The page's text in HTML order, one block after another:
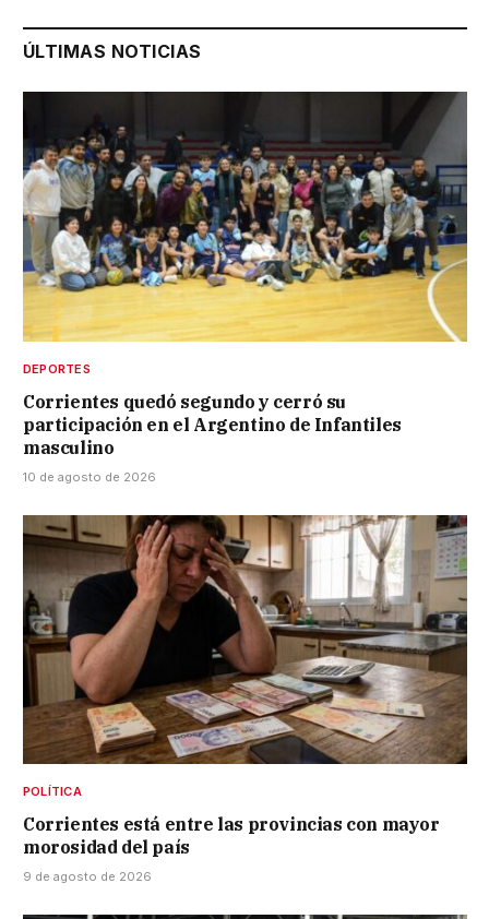
ÚLTIMAS NOTICIAS
DEPORTES
Corrientes quedó segundo y cerró su
participación en el Argentino de Infantiles
masculino
10 de agosto de 2026
POLÍTICA
Corrientes está entre las provincias con mayor
morosidad del país
9 de agosto de 2026